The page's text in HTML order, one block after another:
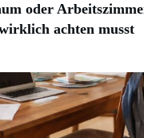
oder
achten musst